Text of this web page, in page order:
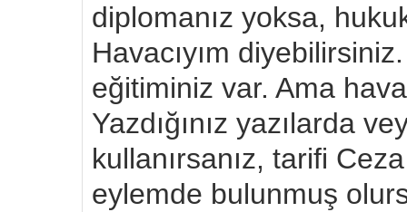
diplomanız yoksa,
Havacıyım
eğitiminiz var. Ama
Yazdığınız yazılarda
kullanırsanız, tarifi
eylemde bulunmuş